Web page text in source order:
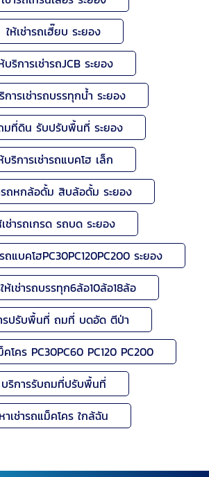
ให้เช่ารถเฮี๊ยบ ระยอง
บริการเช่ารถJCB ระยอง
การเช่ารถบรรทุกน้ำ ระยอง
มที่ดิน รับปรับพื้นที่ ระยอง
บริการเช่ารถแบคโฮ เล็ก
รถหกล้อดั้ม สิบล้อดั้ม ระยอง
เช่ารถเกรด รถบด ระยอง
ถแบคโฮPC30PC120PC200 ระยอง
ห้เช่ารถบรรทุก6ล้อ10ล้อ18ล้อ
รปรับพื้นที่ ถมที่ บดอัด ตีป่า
คโคร PC30PC60 PC120 PC200
บริการรับถมที่ปรับพื้นที่
หาเช่ารถแม็คโคร ใกล้ฉัน